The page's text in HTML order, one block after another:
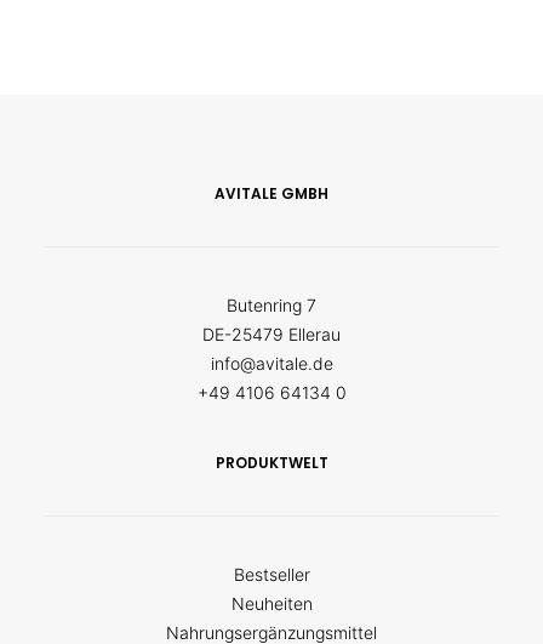
AVITALE GMBH
Butenring 7
DE-25479 Ellerau
info@avitale.de
+49 4106 64134 0
PRODUKTWELT
Bestseller
Neuheiten
Nahrungsergänzungsmittel